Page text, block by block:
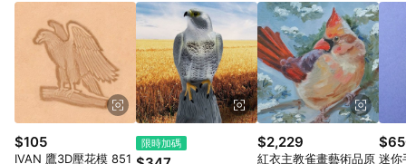
貨後 45 天後發送。 8. 群眾募資商品，禮物卡，開館保證金，補
運費，攤位費等不具贈點資格。 9. LINE 購物站上之商品規格、
顏色、價位、贈品如與 Pinkoi 商品資訊頁及購物車不符，以
Pinkoi 購物商品資訊頁及購物車標示為準。 10. 點數紅包使用規
則請以點數紅包活動說明為準。 11. 若於 LINE 購物前往 Pinkoi
頁面後才首次下載 Pinkoi APP 並完成訂單，不符合導購資格；承
上，首次下載 Pinkoi APP 後，需透過 LINE 購物前往 Pinkoi 頁
面，方享導購資格。
$105
IVAN 鷹3D壓花模 851
限時加碼 $2,229
紅衣主教雀畫藝術品原 迷你